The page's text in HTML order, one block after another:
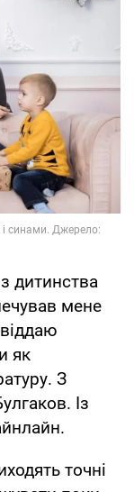
дитинства
мене
як
З
Із
точні